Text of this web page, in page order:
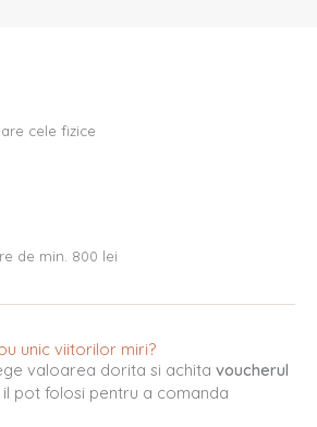
cele fizice
de min. 800 lei
unic viitorilor miri?
valoarea dorita si achita voucherul
il pot folosi pentru a comanda